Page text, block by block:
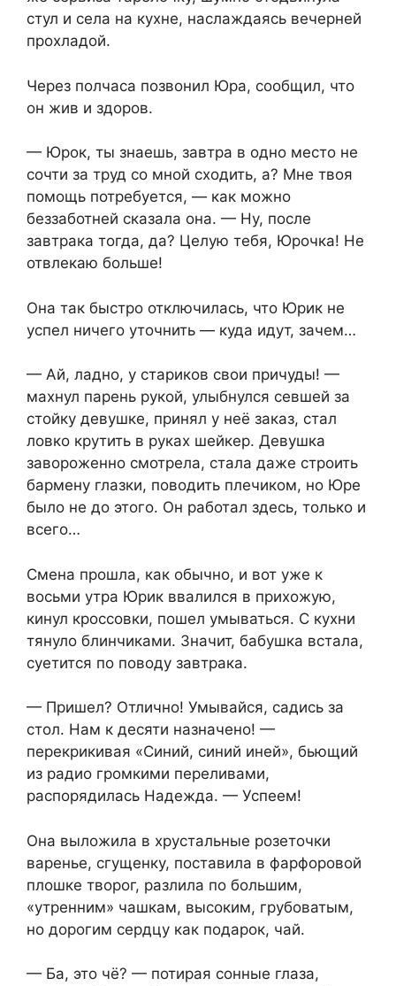
стул и села на кухне, наслаждаясь вечерней
прохладой.
Через полчаса позвонил Юра, сообщил, что
он жив и здоров.
— Юрок, ты знаешь, завтра в одно место не
сочти за труд со мной сходить, а? Мне твоя
помощь потребуется, — как можно
беззаботней сказала она. — Ну, после
завтрака тогда, да? Целую тебя, Юрочка! Не
отвлекаю больше!
Она так быстро отключилась, что Юрик не
успел ничего уточнить — куда идут, зачем…
— Ай, ладно, у стариков свои причуды! —
махнул парень рукой, улыбнулся севшей за
стойку девушке, принял у неё заказ, стал
ловко крутить в руках шейкер. Девушка
завороженно смотрела, стала даже строить
бармену глазки, поводить плечиком, но Юре
было не до этого. Он работал здесь, только и
всего…
Смена прошла, как обычно, и вот уже к
восьми утра Юрик ввалился в прихожую,
кинул кроссовки, пошел умываться. С кухни
тянуло блинчиками. Значит, бабушка встала,
суетится по поводу завтрака.
— Пришел? Отлично! Умывайся, садись за
стол. Нам к десяти назначено! —
перекрикивая «Синий, синий иней», бьющий
из радио громкими переливами,
распорядилась Надежда. — Успеем!
Она выложила в хрустальные розеточки
варенье, сгущенку, поставила в фарфоровой
плошке творог, разлила по большим,
«утренним» чашкам, высоким, грубоватым,
но дорогим сердцу как подарок, чай.
— Ба, это чё? — потирая сонные глаза,